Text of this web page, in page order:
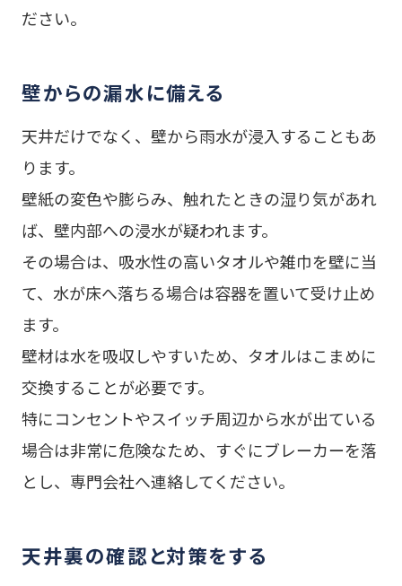
ださい。
壁からの漏水に備える
天井だけでなく、壁から雨水が浸入することもあ
ります。
壁紙の変色や膨らみ、触れたときの湿り気があれ
ば、壁内部への浸水が疑われます。
その場合は、吸水性の高いタオルや雑巾を壁に当
て、水が床へ落ちる場合は容器を置いて受け止め
ます。
壁材は水を吸収しやすいため、タオルはこまめに
交換することが必要です。
特にコンセントやスイッチ周辺から水が出ている
場合は非常に危険なため、すぐにブレーカーを落
とし、専門会社へ連絡してください。
天井裏の確認と対策をする